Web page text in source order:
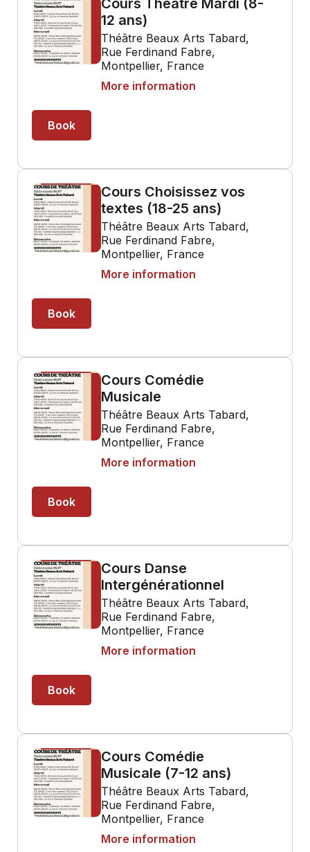
Cours Théâtre Mardi (8-
12 ans)
Théâtre Beaux Arts Tabard,
Rue Ferdinand Fabre,
Montpellier, France
More information
Book
Cours Choisissez vos
textes (18-25 ans)
Théâtre Beaux Arts Tabard,
Rue Ferdinand Fabre,
Montpellier, France
More information
Book
Cours Comédie
Musicale
Théâtre Beaux Arts Tabard,
Rue Ferdinand Fabre,
Montpellier, France
More information
Book
Cours Danse
Intergénérationnel
Théâtre Beaux Arts Tabard,
Rue Ferdinand Fabre,
Montpellier, France
More information
Book
Cours Comédie
Musicale (7-12 ans)
Théâtre Beaux Arts Tabard,
Rue Ferdinand Fabre,
Montpellier, France
More information